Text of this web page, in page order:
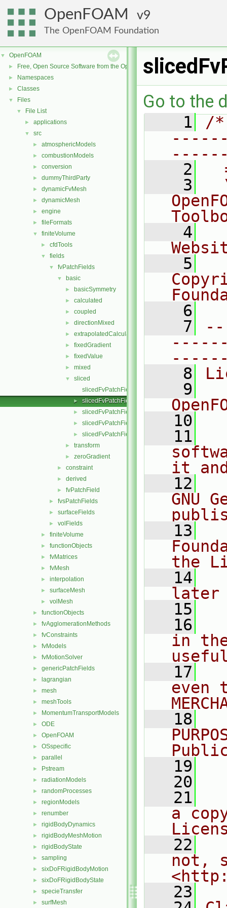
OpenFOAM 9
The OpenFOAM Foundation
▼ OpenFOAM
► Free, Open Source Software from the OpenFOAM Foundation
► Namespaces
► Classes
▼ Files
▼ File List
► applications
▼ src
► atmosphericModels
► combustionModels
► conversion
► dummyThirdParty
► dynamicFvMesh
► dynamicMesh
► engine
► fileFormats
▼ finiteVolume
► cfdTools
▼ fields
▼ fvPatchFields
▼ basic
► basicSymmetry
► calculated
► coupled
► directionMixed
► extrapolatedCalculated
► fixedGradient
► fixedValue
► mixed
▼
sliced
slicedFvPatchField.C
► slicedFvPatchField.H
► slicedFvPatchFields.C
► slicedFvPatchFields.H
► slicedFvPatchFieldsFwd.H
► transform
► zeroGradient
► constraint
► derived
► fvPatchField
► fvsPatchFields
► surfaceFields
► volFields
► finiteVolume
► functionObjects
► fvMatrices
► fvMesh
► interpolation
► surfaceMesh
► volMesh
► functionObjects
► fvAgglomerationMethods
► fvConstraints
► fvModels
► fvMotionSolver
► genericPatchFields
► lagrangian
► mesh
► meshTools
► MomentumTransportModels
► ODE
► OpenFOAM
► OSspecific
► parallel
► Pstream
► radiationModels
► randomProcesses
► regionModels
► renumber
► rigidBodyDynamics
► rigidBodyMeshMotion
► rigidBodyState
► sampling
► sixDoFRigidBodyMotion
► sixDoFRigidBodyState
► specieTransfer
► surfMesh
Go to the
    1
/
    2
    3
    4
    5
    6
    7
    8
    9
   10
   11
it
   12
GNU
   13
the
   14
later
   15
   16
in
   17
even
   18
   19
   20
   21
a
   22
not,
   23